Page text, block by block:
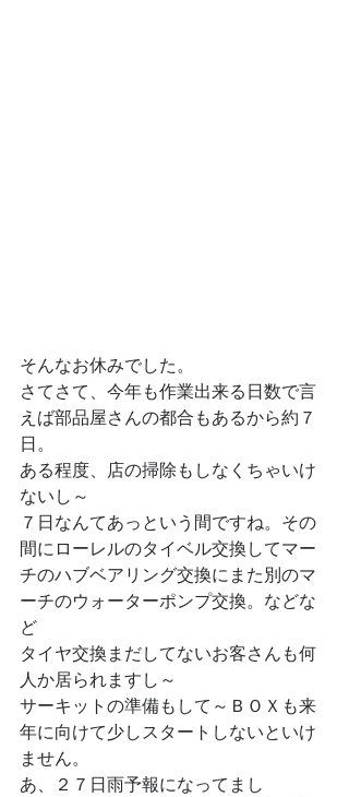
そんなお休みでした。
さてさて、今年も作業出来る日数で言
えば部品屋さんの都合もあるから約７
日。
ある程度、店の掃除もしなくちゃいけ
ないし～
７日なんてあっという間ですね。その
間にローレルのタイベル交換してマー
チのハブベアリング交換にまた別のマ
ーチのウォーターポンプ交換。などな
ど
タイヤ交換まだしてないお客さんも何
人か居られますし～
サーキットの準備もして～ＢＯＸも来
年に向けて少しスタートしないといけ
ません。
あ、２７日雨予報になってまし